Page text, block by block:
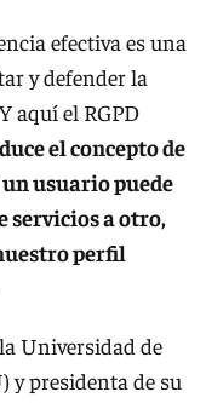
efectiva es una
y defender la
aquí el RGPD
el concepto de
usuario puede
servicios a otro,
perfil
la Universidad de
y presidenta de su